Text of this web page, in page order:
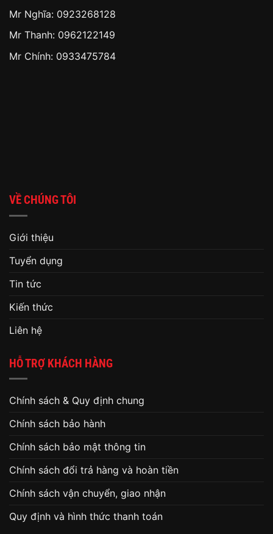
Mr Nghĩa: 0923268128
Mr Thanh: 0962122149
Mr Chính: 0933475784
VỀ CHÚNG TÔI
Giới thiệu
Tuyển dụng
Tin tức
Kiến thức
Liên hệ
HỖ TRỢ KHÁCH HÀNG
Chính sách & Quy định chung
Chính sách bảo hành
Chính sách bảo mật thông tin
Chính sách đổi trả hàng và hoàn tiền
Chính sách vận chuyển, giao nhận
Quy định và hình thức thanh toán